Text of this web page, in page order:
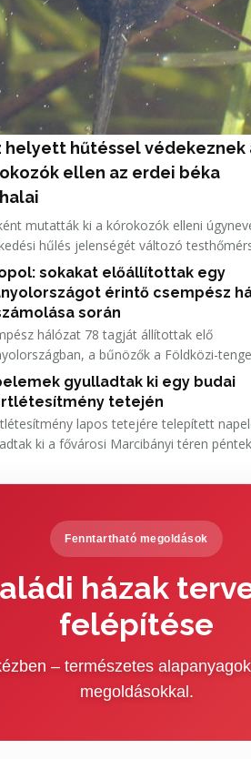
helyett hűtéssel védekeznek
ellen az erdei béka
mutatták ki a kórokozók elleni
hűlés jelenségét változó
az ELTE Természettudományi
REN Agrártudományi Kutatóközpont
sokakat előállítottak egy
érintő csempész
során
hálózat 78 tagját állítottak elő
a bűnözők a Földközi-
medencéjében kétirányú tevékenységet
kábítószert, fegyvert és embereket
Európa és Algéria között.
gyulladtak ki egy budai
tetején
lapos tetejére telepített
ki a fővárosi Marcibányi téren
helyettes szóvivője az MTI-t.
Fenntartható megoldások
házak
felépítése
– természetes
megoldásokkal.